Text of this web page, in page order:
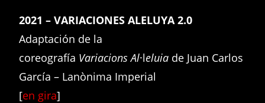
2021 – VARIACIONES ALELUYA 2.0
Adaptación de la
coreografía Variacions Al·leluia de Juan Carlos
García – Lanònima Imperial
[en gira]